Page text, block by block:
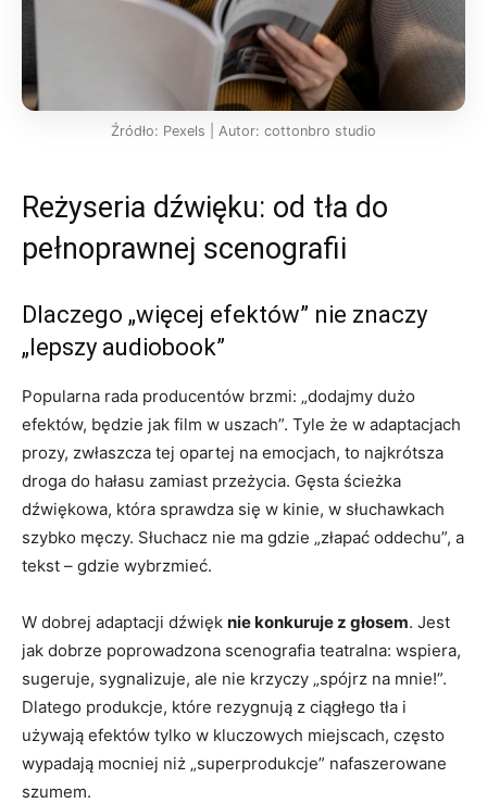
Źródło: Pexels | Autor: cottonbro studio
Reżyseria dźwięku: od tła do
pełnoprawnej scenografii
Dlaczego „więcej efektów” nie znaczy
„lepszy audiobook”
Popularna rada producentów brzmi: „dodajmy dużo
efektów, będzie jak film w uszach”. Tyle że w adaptacjach
prozy, zwłaszcza tej opartej na emocjach, to najkrótsza
droga do hałasu zamiast przeżycia. Gęsta ścieżka
dźwiękowa, która sprawdza się w kinie, w słuchawkach
szybko męczy. Słuchacz nie ma gdzie „złapać oddechu”, a
tekst – gdzie wybrzmieć.
W dobrej adaptacji dźwięk nie konkuruje z głosem. Jest
jak dobrze poprowadzona scenografia teatralna: wspiera,
sugeruje, sygnalizuje, ale nie krzyczy „spójrz na mnie!”.
Dlatego produkcje, które rezygnują z ciągłego tła i
używają efektów tylko w kluczowych miejscach, często
wypadają mocniej niż „superprodukcje” nafaszerowane
szumem.